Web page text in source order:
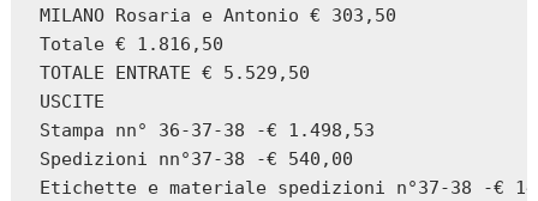
MILANO Rosaria e Antonio € 303,50
Totale € 1.816,50
TOTALE ENTRATE € 5.529,50
USCITE
Stampa nn° 36-37-38 -€ 1.498,53
Spedizioni nn°37-38 -€ 540,00
Etichette e materiale spedizioni n°37-38 -€